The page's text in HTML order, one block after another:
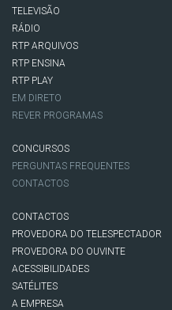
TELEVISÃO
RÁDIO
RTP ARQUIVOS
RTP ENSINA
RTP PLAY
EM DIRETO
REVER PROGRAMAS
CONCURSOS
PERGUNTAS FREQUENTES
CONTACTOS
CONTACTOS
PROVEDORA DO TELESPECTADOR
PROVEDORA DO OUVINTE
ACESSIBILIDADES
SATÉLITES
A EMPRESA